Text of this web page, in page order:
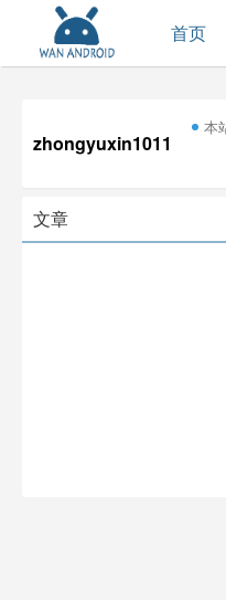
首页
zhongyuxin1011
本
文章